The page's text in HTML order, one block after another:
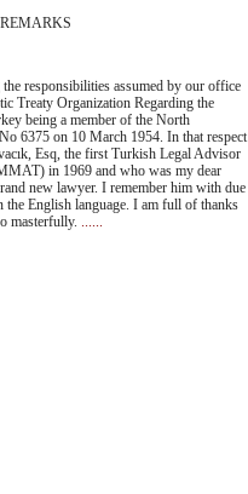
responsibilities assumed by our office
Treaty Organization Regarding the
being a member of the North
6375 on 10 March 1954. In that respect
Esq, the first Turkish Legal Advisor
in 1969 and who was my dear
new lawyer. I remember him with due
the English language. I am full of thanks
masterfully. ......